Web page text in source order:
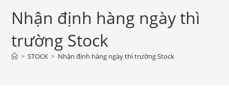
Nhận định hàng ngày thì
trường Stock
> STOCK > Nhận định hàng ngày thì trường Stock